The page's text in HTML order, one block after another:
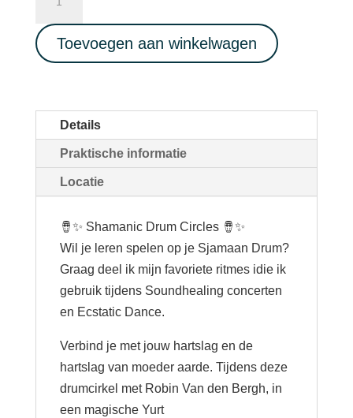
circle
04/07/2026
Toevoegen aan winkelwagen
Details
Praktische informatie
Locatie
🪘✨ Shamanic Drum Circles 🪘✨
Wil je leren spelen op je Sjamaan Drum?
Graag deel ik mijn favoriete ritmes idie ik
gebruik tijdens Soundhealing concerten
en Ecstatic Dance.
Verbind je met jouw hartslag en de
hartslag van moeder aarde. Tijdens deze
drumcirkel met Robin Van den Bergh, in
een magische Yurt